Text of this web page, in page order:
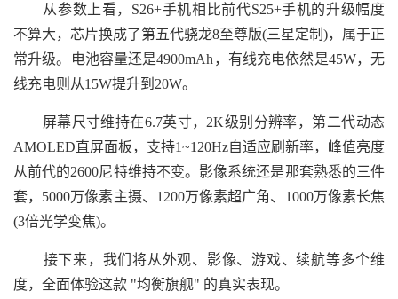
从参数上看，S26+手机相比前代S25+手机的升级幅度
不算大，芯片换成了第五代骁龙8至尊版(三星定制)，属于正
常升级。电池容量还是4900mAh，有线充电依然是45W，无
线充电则从15W提升到20W。
屏幕尺寸维持在6.7英寸，2K级别分辨率，第二代动态
AMOLED直屏面板，支持1~120Hz自适应刷新率，峰值亮度
从前代的2600尼特维持不变。影像系统还是那套熟悉的三件
套，5000万像素主摄、1200万像素超广角、1000万像素长焦
(3倍光学变焦)。
接下来，我们将从外观、影像、游戏、续航等多个维
度，全面体验这款 "均衡旗舰" 的真实表现。